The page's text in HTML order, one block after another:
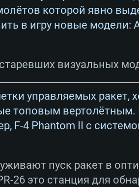
которой явно
в игру новые модели:
визуальных
управляемых ракет,
топовым
F-4 Phantom II с
пуск ракет в
26 это станция для